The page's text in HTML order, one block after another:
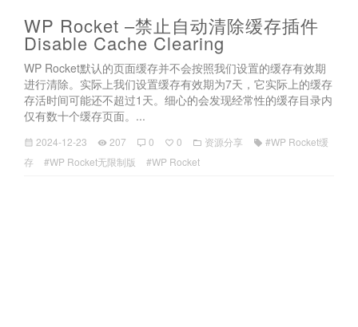
WP Rocket –禁止自动清除缓存插件
Disable Cache Clearing
WP Rocket默认的页面缓存并不会按照我们设置的缓存有效期
进行清除。实际上我们设置缓存有效期为7天，它实际上的缓存
存活时间可能还不超过1天。细心的会发现经常性的缓存目录内
仅有数十个缓存页面。...
2024-12-23 207 0 0 资源分享
#WP Rocket缓
存
#WP Rocket无限制版 #WP Rocket